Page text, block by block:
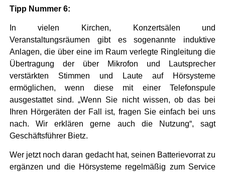
Tipp Nummer 6:
In vielen Kirchen, Konzertsälen und
Veranstaltungsräumen gibt es sogenannte induktive
Anlagen, die über eine im Raum verlegte Ringleitung die
Übertragung der über Mikrofon und Lautsprecher
verstärkten Stimmen und Laute auf Hörsysteme
ermöglichen, wenn diese mit einer Telefonspule
ausgestattet sind. „Wenn Sie nicht wissen, ob das bei
Ihren Hörgeräten der Fall ist, fragen Sie einfach bei uns
nach. Wir erklären gerne auch die Nutzung“, sagt
Geschäftsführer Bietz.
Wer jetzt noch daran gedacht hat, seinen Batterievorrat zu
ergänzen und die Hörsysteme regelmäßig zum Service